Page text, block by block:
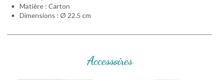
Matière : Carton
Dimensions : Ø 22.5 cm
Accessoires